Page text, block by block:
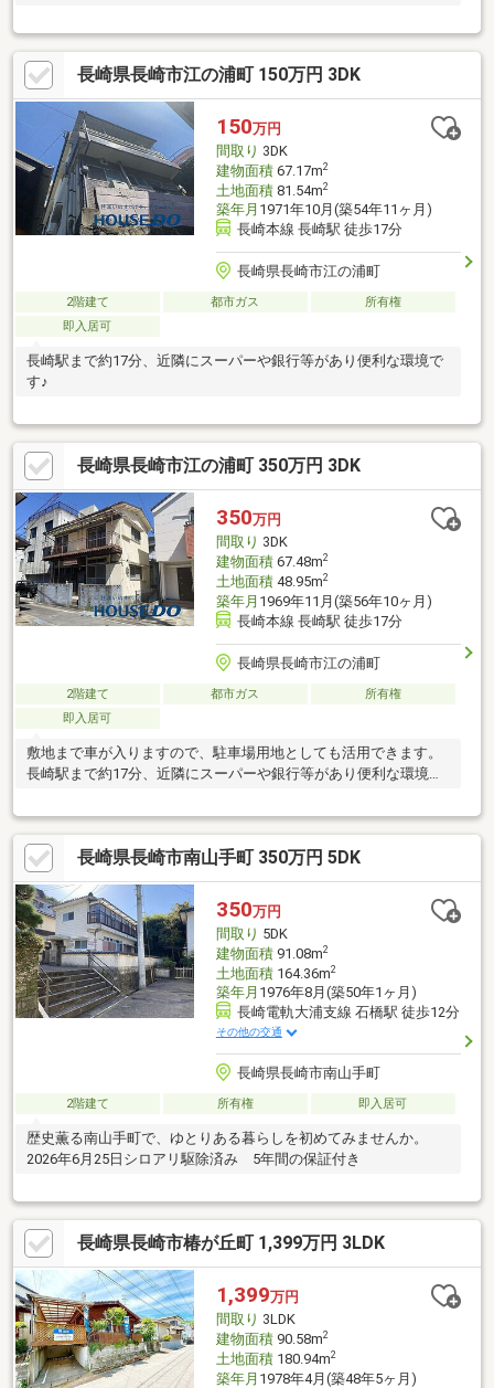
長崎県長崎市江の浦町 150万円 3DK
150万円
間取り 3DK
建物面積67.17m2
土地面積81.54m2
築年月 1971年10月(築54年11ヶ月)
長崎本線 長崎駅 徒歩17分
長崎県長崎市江の浦町
2階建て 都市ガス
所有権
即入居可
長崎駅まで約17分、近隣にスーパーや銀行等があり便利な環境で
す♪
長崎県長崎市江の浦町 350万円 3DK
350万円
間取り 3DK
建物面積67.48m2
土地面積48.95m2
築年月 1969年11月(築56年10ヶ月)
長崎本線 長崎駅 徒歩17分
長崎県長崎市江の浦町
2階建て 都市ガス
所有権
即入居可
敷地まで車が入りますので、駐車場用地としても活用できます。
長崎駅まで約17分、近隣にスーパーや銀行等があり便利な環境で
長崎県長崎市南山手町 350万円 5DK
350万円
間取り 5DK
建物面積91.08m2
土地面積164.36m2
築年月 1976年8月(築50年1ヶ月)
長崎電軌大浦支線 石橋駅 徒歩12分
その他の交通
長崎県長崎市南山手町
2階建て 所有権 即入居可
歴史薫る南山手町で、ゆとりある暮らしを初めてみませんか。
2026年6月25日シロアリ駆除済み 5年間の保証付き
長崎県長崎市椿が丘町 1,399万円 3LDK
1,399万円
間取り 3LDK
建物面積90.58m2
土地面積180.94m2
築年月 1978年4月(築48年5ヶ月)